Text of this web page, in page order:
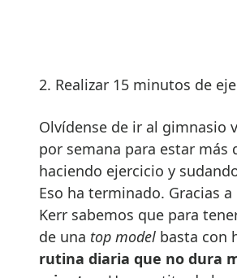
2. Realizar 15 minutos de
Olvídense de ir al gimnasio
por semana para estar más
haciendo ejercicio y
Eso ha terminado. Gracias
Kerr sabemos que para
de una top model basta con
rutina diaria que no dura